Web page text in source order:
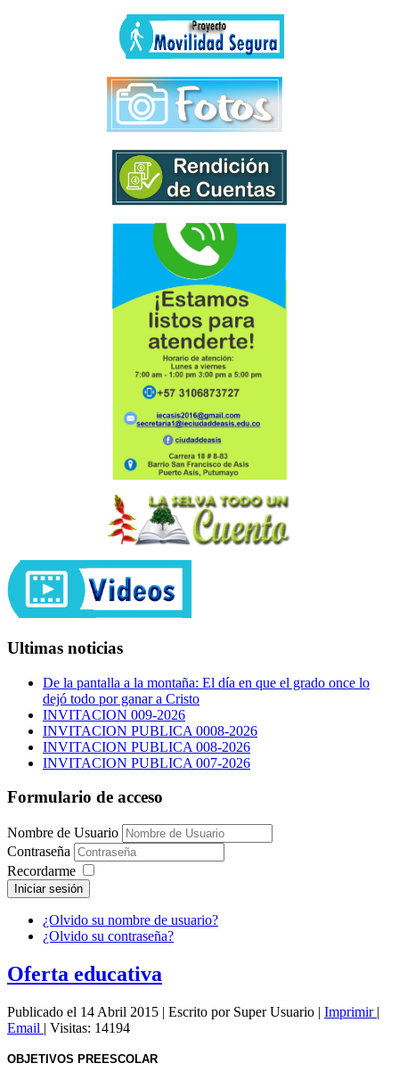
Ultimas noticias
De la pantalla a la montaña: El día en que el grado once lo
dejó todo por ganar a Cristo
INVITACION 009-2026
INVITACION PUBLICA 0008-2026
INVITACION PUBLICA 008-2026
INVITACION PUBLICA 007-2026
Formulario de acceso
Nombre de Usuario
Contraseña
Recordarme
Iniciar sesión
¿Olvido su nombre de usuario?
¿Olvido su contraseña?
Oferta educativa
Publicado el 14 Abril 2015 | Escrito por Super Usuario | Imprimir |
Email | Visitas: 14194
OBJETIVOS PREESCOLAR